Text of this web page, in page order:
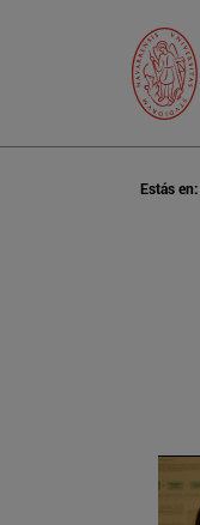
Estás en: